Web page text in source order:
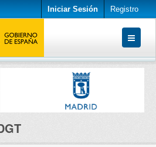
Iniciar Sesión Registro